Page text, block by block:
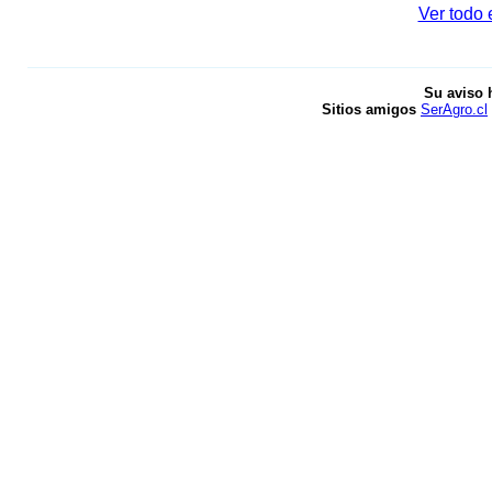
Ver todo
Su aviso
Sitios amigos SerAgro.cl